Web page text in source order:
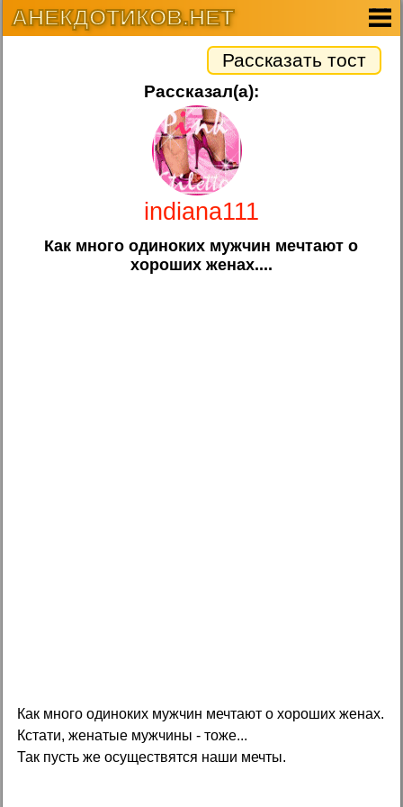
АНЕКДОТИКОВ.НЕТ
Рассказать тост
Рассказал(а):
indiana111
Как много одиноких мужчин мечтают о
хороших женах....
Как много одиноких мужчин мечтают о хороших женах.
Кстати, женатые мужчины - тоже...
Так пусть же осуществятся наши мечты.